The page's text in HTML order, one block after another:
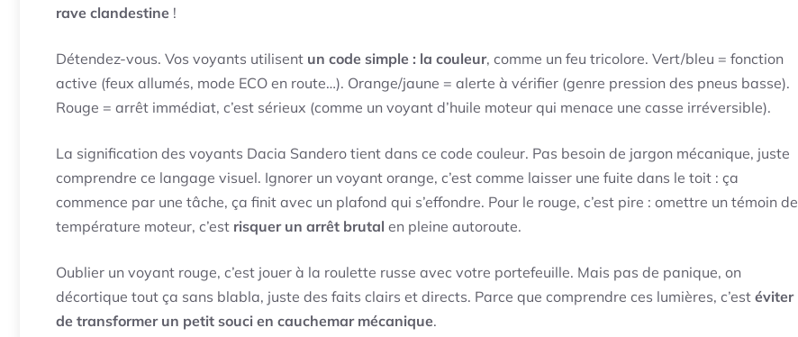
rave clandestine !
Détendez-vous. Vos voyants utilisent un code simple : la couleur, comme un feu tricolore. Vert/bleu = fonction
active (feux allumés, mode ECO en route…). Orange/jaune = alerte à vérifier (genre pression des pneus basse).
Rouge = arrêt immédiat, c’est sérieux (comme un voyant d’huile moteur qui menace une casse irréversible).
La signification des voyants Dacia Sandero tient dans ce code couleur. Pas besoin de jargon mécanique, juste
comprendre ce langage visuel. Ignorer un voyant orange, c’est comme laisser une fuite dans le toit : ça
commence par une tâche, ça finit avec un plafond qui s’effondre. Pour le rouge, c’est pire : omettre un témoin de
température moteur, c’est risquer un arrêt brutal en pleine autoroute.
Oublier un voyant rouge, c’est jouer à la roulette russe avec votre portefeuille. Mais pas de panique, on
décortique tout ça sans blabla, juste des faits clairs et directs. Parce que comprendre ces lumières, c’est éviter
de transformer un petit souci en cauchemar mécanique.